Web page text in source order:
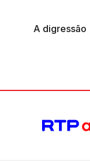
A digressão